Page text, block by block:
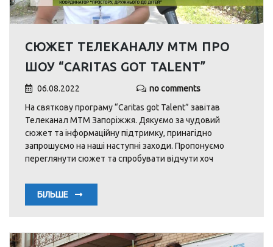
СЮЖЕТ ТЕЛЕКАНАЛУ МТМ ПРО
ШОУ “CARITAS GOT TALENT”
06.08.2022
no comments
На святкову програму “Caritas got Talent” завітав
Телеканал МТМ Запоріжжя. Дякуємо за чудовий
сюжет та інформаційну підтримку, принагідно
запрошуємо на наші наступні заходи. Пропонуємо
переглянути сюжет та спробувати відчути хоч
БІЛЬШЕ